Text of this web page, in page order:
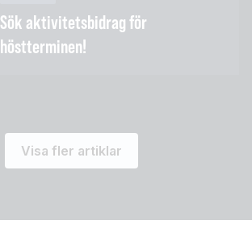
Sök aktivitetsbidrag för
höstterminen!
Visa fler artiklar